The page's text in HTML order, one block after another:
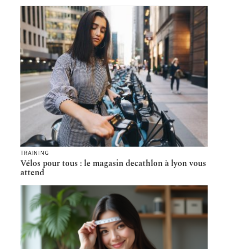
TRAINING
Vélos pour tous : le magasin decathlon à lyon vous
attend